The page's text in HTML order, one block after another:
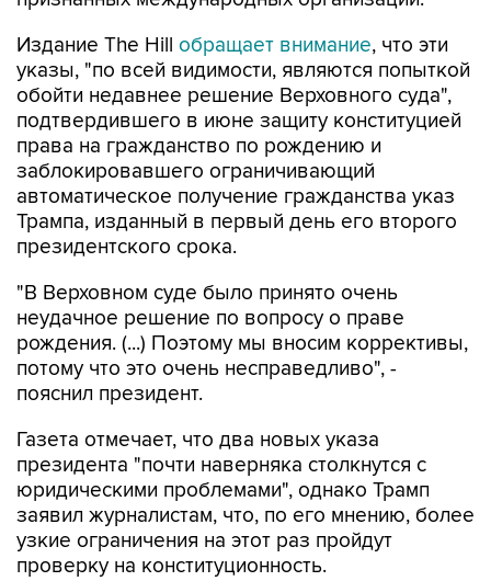
Издание The Hill обращает внимание, что эти
указы, "по всей видимости, являются попыткой
обойти недавнее решение Верховного суда",
подтвердившего в июне защиту конституцией
права на гражданство по рождению и
заблокировавшего ограничивающий
автоматическое получение гражданства указ
Трампа, изданный в первый день его второго
президентского срока.
"В Верховном суде было принято очень
неудачное решение по вопросу о праве
рождения. (...) Поэтому мы вносим коррективы,
потому что это очень несправедливо", -
пояснил президент.
Газета отмечает, что два новых указа
президента "почти наверняка столкнутся с
юридическими проблемами", однако Трамп
заявил журналистам, что, по его мнению, более
узкие ограничения на этот раз пройдут
проверку на конституционность.